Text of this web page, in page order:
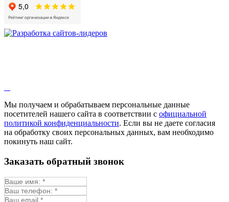
Мы получаем и обрабатываем персональные данные
посетителей нашего сайта в соответствии с официальной
политикой конфиденциальности. Если вы не даете согласия
на обработку своих персональных данных, вам необходимо
покинуть наш сайт.
Заказать обратный звонок